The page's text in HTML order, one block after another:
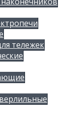
тележек